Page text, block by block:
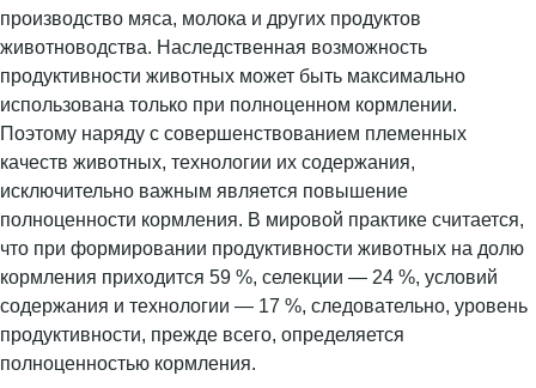
производство мяса, молока и других продуктов
животноводства. Наследственная возможность
продуктивности животных может быть максимально
использована только при полноценном кормлении.
Поэтому наряду с совершенствованием племенных
качеств животных, технологии их содержания,
исключительно важным является повышение
полноценности кормления. В мировой практике считается,
что при формировании продуктивности животных на долю
кормления приходится 59 %, селекции — 24 %, условий
содержания и технологии — 17 %, следовательно, уровень
продуктивности, прежде всего, определяется
полноценностью кормления.